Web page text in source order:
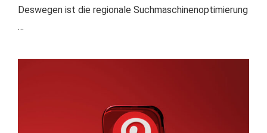
Deswegen ist die regionale Suchmaschinenoptimierung
…